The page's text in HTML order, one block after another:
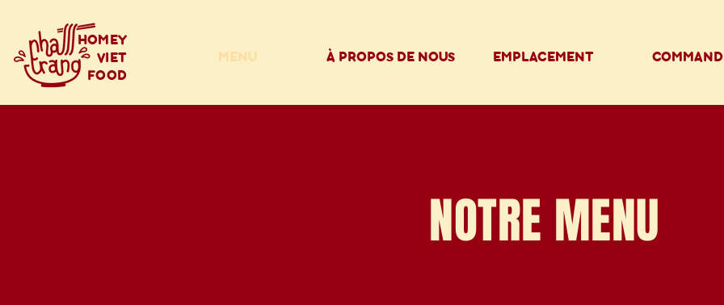
HOMEY
VIET
FOOD
MENU À PROPOS DE NOUS EMPLACEMENT
NOTRE MENU